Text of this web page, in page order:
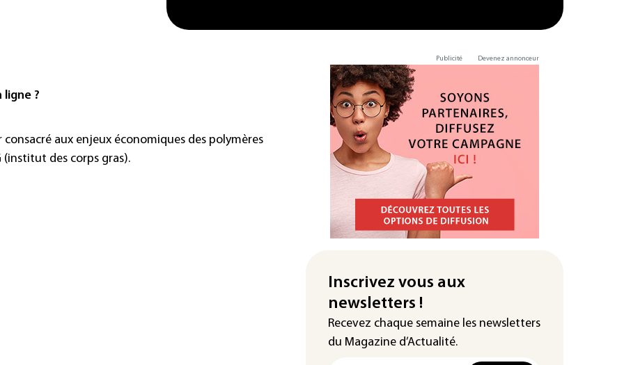
?
aux enjeux économiques des polymères
(institut des corps gras).
Publicité Devenez annonceur
Inscrivez vous aux
newsletters !
Recevez chaque semaine les newsletters
du Magazine d’Actualité.